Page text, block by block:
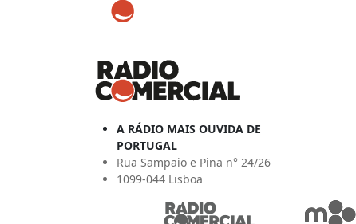
A RÁDIO MAIS OUVIDA DE
PORTUGAL
Rua Sampaio e Pina n° 24/26
1099-044 Lisboa